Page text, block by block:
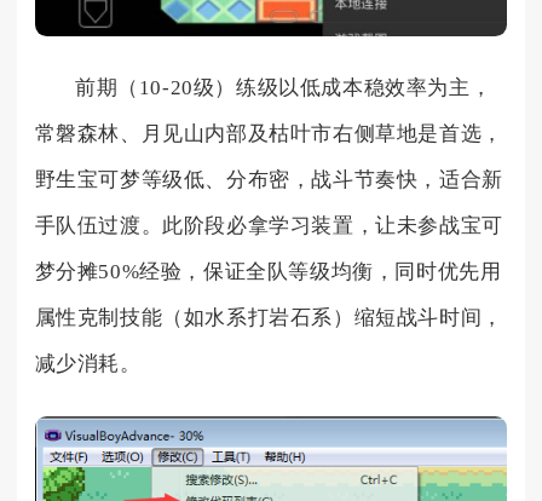
前期（10-20级）练级以低成本稳效率为主，
常磐森林、月见山内部及枯叶市右侧草地是首选，
野生宝可梦等级低、分布密，战斗节奏快，适合新
手队伍过渡。此阶段必拿学习装置，让未参战宝可
梦分摊50%经验，保证全队等级均衡，同时优先用
属性克制技能（如水系打岩石系）缩短战斗时间，
减少消耗。